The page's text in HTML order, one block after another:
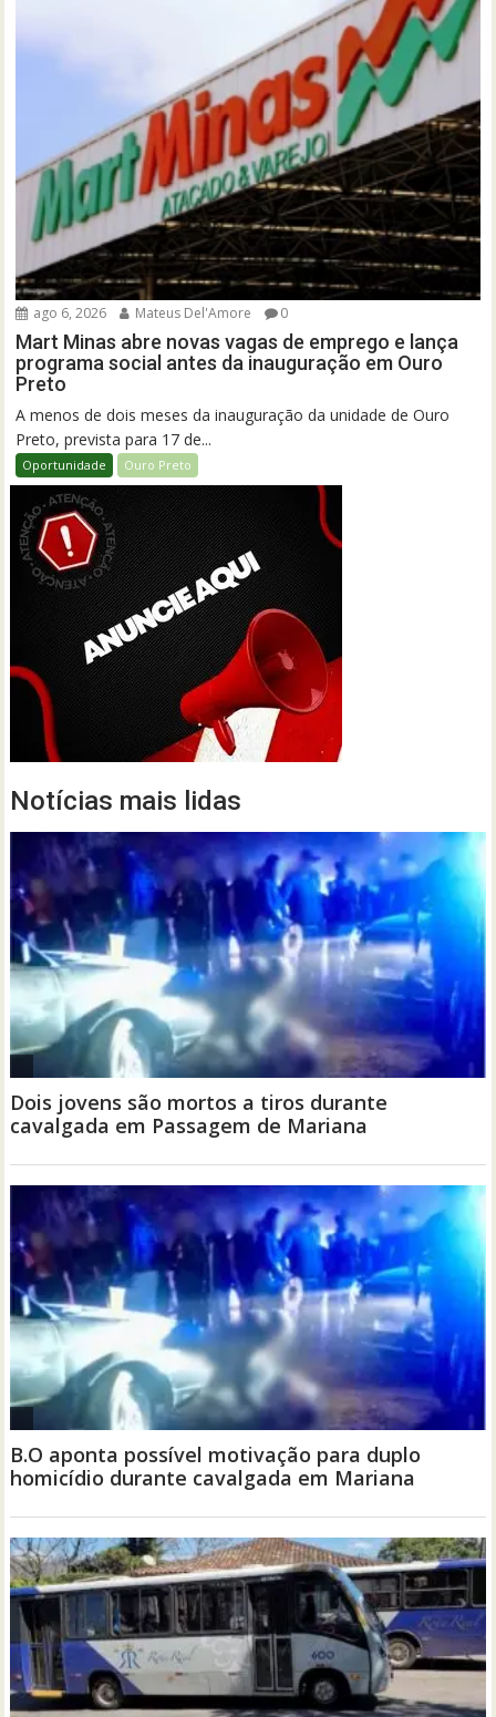
ago 6, 2026 Mateus Del'Amore 0
Mart Minas abre novas vagas de emprego e lança
programa social antes da inauguração em Ouro
Preto
A menos de dois meses da inauguração da unidade de Ouro
Preto, prevista para 17 de...
Oportunidade Ouro Preto
Notícias mais lidas